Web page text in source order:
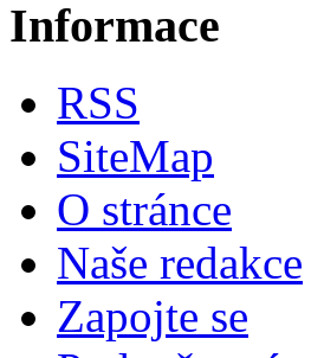
Informace
RSS
SiteMap
O stránce
Naše redakce
Zapojte se